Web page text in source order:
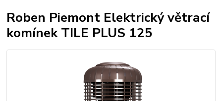
Roben Piemont Elektrický větrací
komínek TILE PLUS 125